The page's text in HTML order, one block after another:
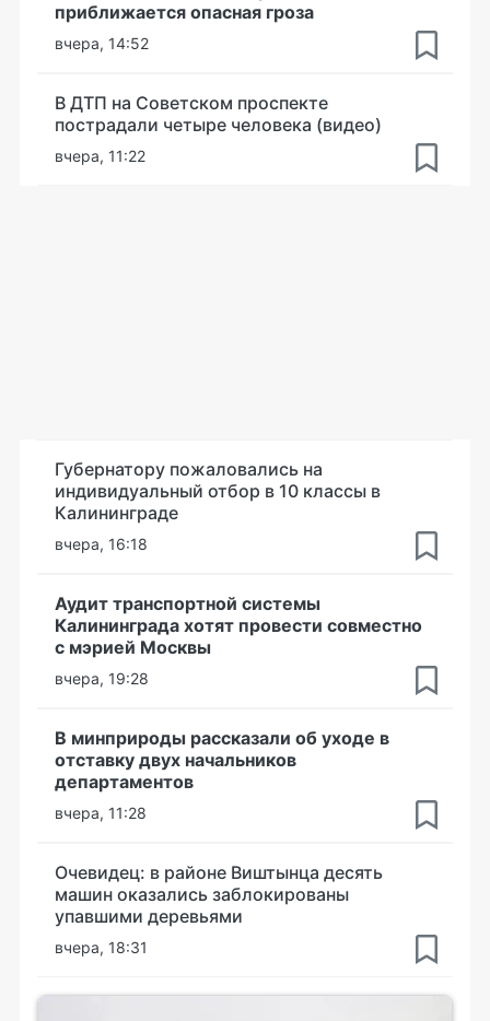
приближается опасная гроза
вчера, 14:52
В ДТП на Советском проспекте
пострадали четыре человека (видео)
вчера, 11:22
Губернатору пожаловались на
индивидуальный отбор в 10 классы в
Калининграде
вчера, 16:18
Аудит транспортной системы
Калининграда хотят провести совместно
с мэрией Москвы
вчера, 19:28
В минприроды рассказали об уходе в
отставку двух начальников
департаментов
вчера, 11:28
Очевидец: в районе Виштынца десять
машин оказались заблокированы
упавшими деревьями
вчера, 18:31